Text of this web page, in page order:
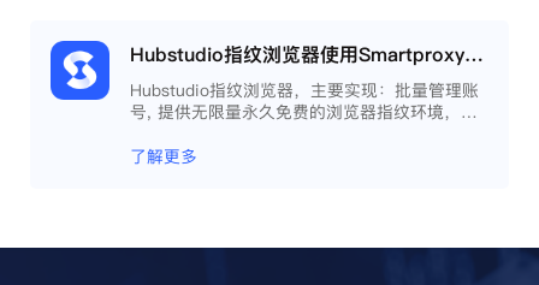
Hubstudio指纹浏览器使用Smartproxy教程
Hubstudio指纹浏览器，主要实现：批量管理账
号, 提供无限量永久免费的浏览器指纹环境，并
工作效率 。
了解更多